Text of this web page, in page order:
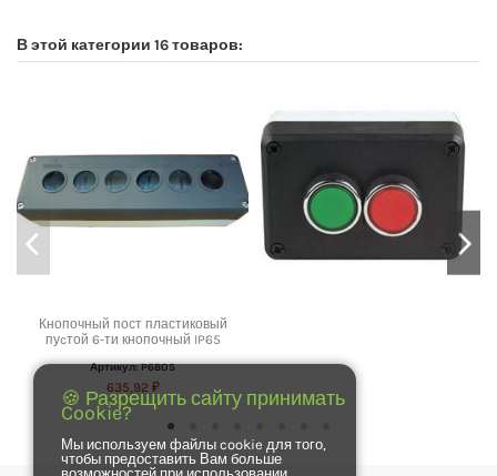
В этой категории 16 товаров:
Кнопочный пост пластиковый
пуcтой 6-ти кнопочный IP65
Артикул: P6BOS
635,92 ₽
🍪 Разрещить сайту принимать
Cookie?
Мы используем файлы cookie для того,
чтобы предоставить Вам больше